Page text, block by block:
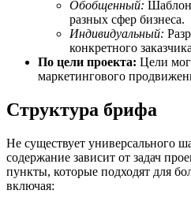
Обобщенный:
разных сфер бизнеса.
Индивидуальный:
конкретного
По цели проекта: Цели
маркетингового
Структура брифа
Не существует универсального
содержание зависит от задач
пункты, которые подходят для
включая: